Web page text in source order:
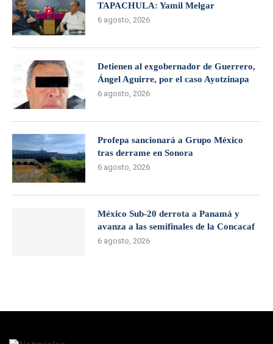
TAPACHULA: Yamil Melgar
6 agosto, 2026
Detienen al exgobernador de Guerrero,
Ángel Aguirre, por el caso Ayotzinapa
6 agosto, 2026
Profepa sancionará a Grupo México
tras derrame en Sonora
6 agosto, 2026
México Sub-20 derrota a Panamá y
avanza a las semifinales de la Concacaf
6 agosto, 2026